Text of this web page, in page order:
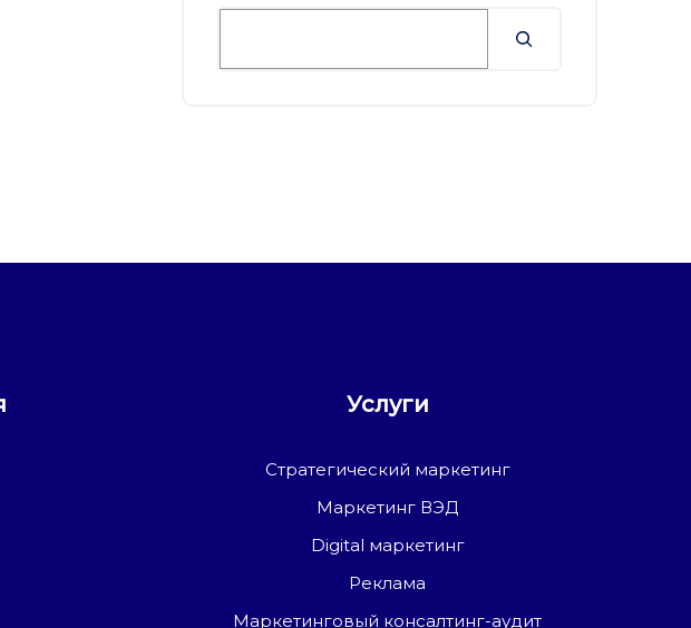
Услуги
Стратегический маркетинг
Маркетинг ВЭД
Digital маркетинг
Реклама
Маркетинговый консалтинг-аудит